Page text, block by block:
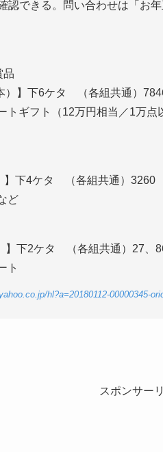
認できる。問い合わせは「お
品
）】下6ケタ （各組共通）
トギフト（12万円相当／1万
】下4ケタ （各組共通）3260
ど
】下2ケタ （各組共通）27、
ト
hl?a=20180112-00000345-
スポンサー